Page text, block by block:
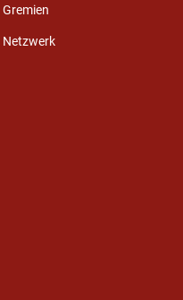
Gremien
Netzwerk